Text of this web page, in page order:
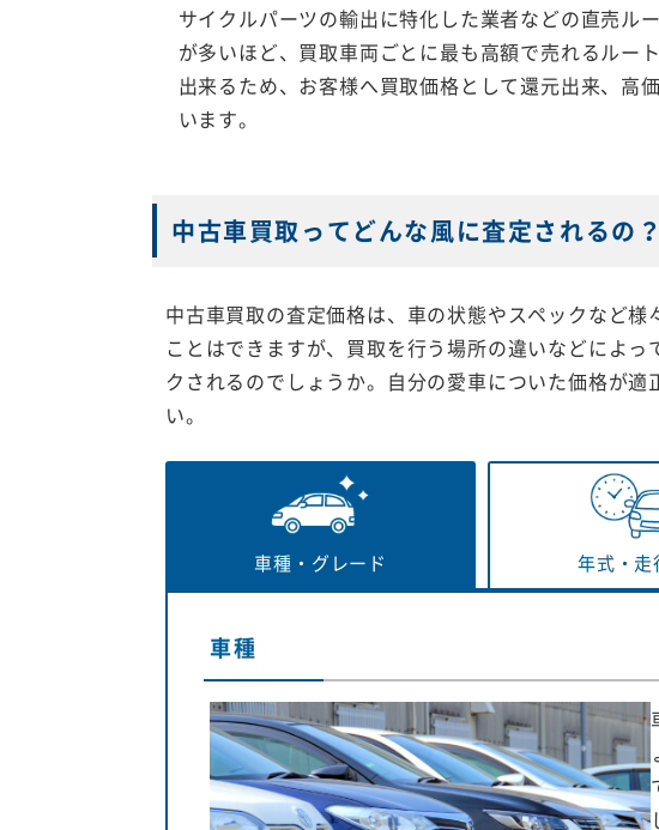
サイクルパーツの輸出に特化した業者などの直売ル
が多いほど、買取車両ごとに最も高額で売れるルー
出来るため、お客様へ買取価格として還元出来、高
います。
中古車買取ってどんな風に査定されるの？
中古車買取の査定価格は、車の状態やスペックなど
ことはできますが、買取を行う場所の違いなどによ
クされるのでしょうか。自分の愛車についた価格が
い。
車種・ グレード 年式・ 走
車種